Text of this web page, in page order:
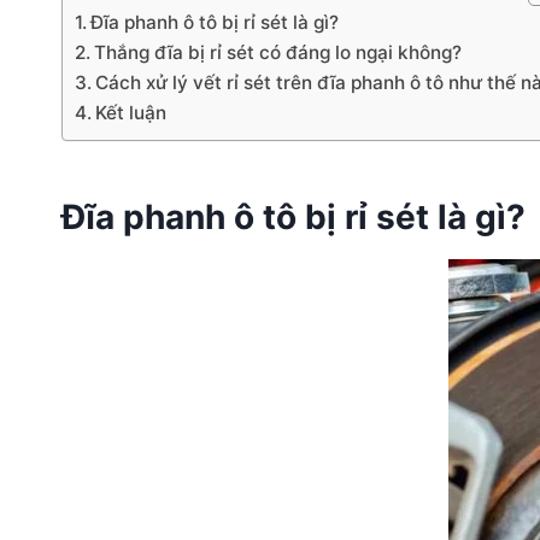
Đĩa phanh ô tô bị rỉ sét là gì?
Thắng đĩa bị rỉ sét có đáng lo ngại không?
Cách xử lý vết rỉ sét trên đĩa phanh ô tô như thế
Kết luận
Đĩa phanh ô tô bị rỉ sét là gì?